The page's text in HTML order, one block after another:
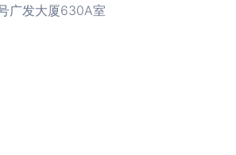
广发大厦630A室